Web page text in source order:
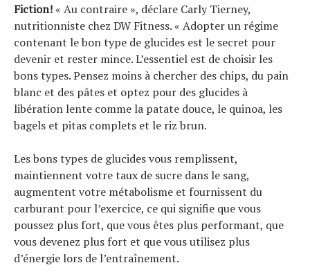
Fiction!« Au contraire », déclare Carly Tierney,
nutritionniste chez DW Fitness. « Adopter un régime
contenant le bon type de glucides est le secret pour
devenir et rester mince. L’essentiel est de choisir les
bons types. Pensez moins à chercher des chips, du pain
blanc et des pâtes et optez pour des glucides à
libération lente comme la patate douce, le quinoa, les
bagels et pitas complets et le riz brun.
Les bons types de glucides vous remplissent,
maintiennent votre taux de sucre dans le sang,
augmentent votre métabolisme et fournissent du
carburant pour l’exercice, ce qui signifie que vous
poussez plus fort, que vous êtes plus performant, que
vous devenez plus fort et que vous utilisez plus
d’énergie lors de l’entraînement.
Actualités
Tests de produits
Conseils
Tous nos articles